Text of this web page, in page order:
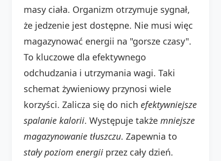
masy ciała. Organizm otrzymuje sygnał,
że jedzenie jest dostępne. Nie musi więc
magazynować energii na "gorsze czasy".
To kluczowe dla efektywnego
odchudzania i utrzymania wagi. Taki
schemat żywieniowy przynosi wiele
korzyści. Zalicza się do nich efektywniejsze
spalanie kalorii. Występuje także mniejsze
magazynowanie tłuszczu. Zapewnia to
stały poziom energii przez cały dzień.